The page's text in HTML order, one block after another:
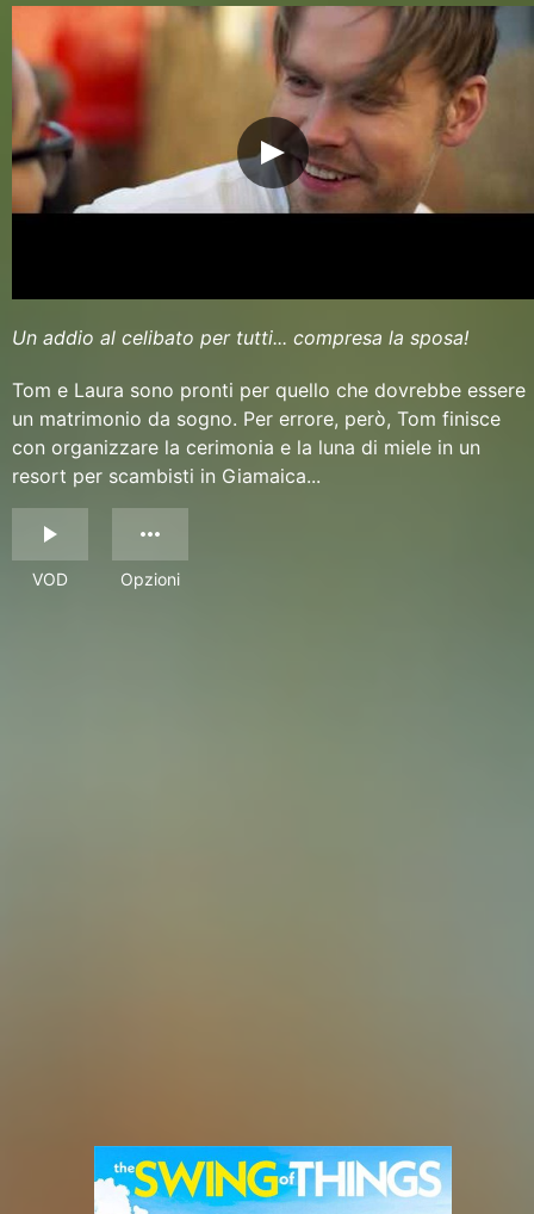
Un addio al celibato per tutti... compresa la sposa!
Tom e Laura sono pronti per quello che dovrebbe essere
un matrimonio da sogno. Per errore, però, Tom finisce
con organizzare la cerimonia e la luna di miele in un
resort per scambisti in Giamaica...
VOD Opzioni